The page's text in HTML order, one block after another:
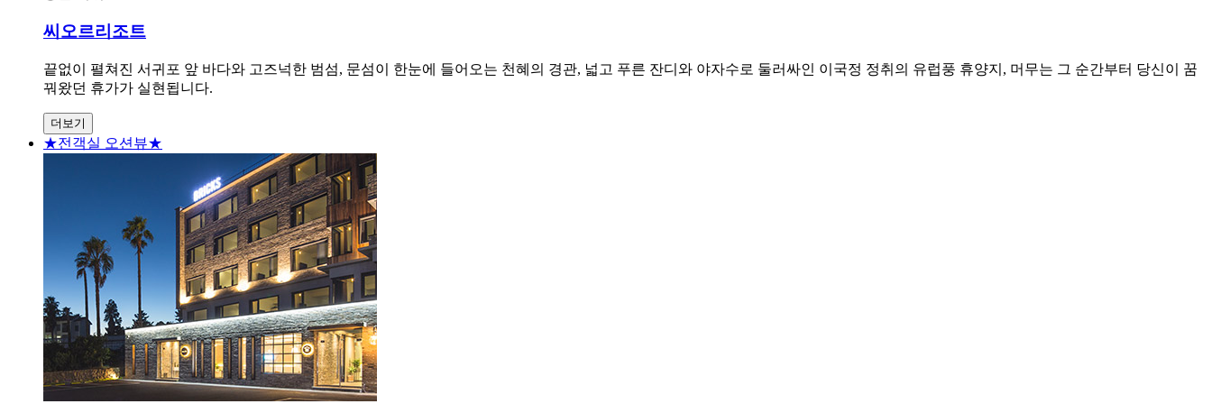
씨오르리조트
끝없이 펼쳐진 서귀포 앞 바다와 고즈넉한 범섬, 문섬이 한눈에 들어오는 천혜의 경관, 넓고 푸른 잔디와 야자수로 둘러싸인 이국정 정취의 유럽풍 휴양지, 머무는 그 순간부터 당신이 꿈
꿔왔던 휴가가 실현됩니다.
더보기
★전객실 오션뷰★